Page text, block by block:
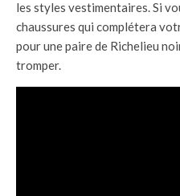
les styles vestimentaires. Si
chaussures qui complétera
pour une paire de Richelieu
tromper.